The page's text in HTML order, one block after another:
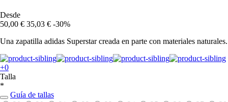
Desde
50,00 € 35,03 € -30%
Una zapatilla adidas Superstar creada en parte con materiales naturales.
+0
Talla
*
Guía de tallas